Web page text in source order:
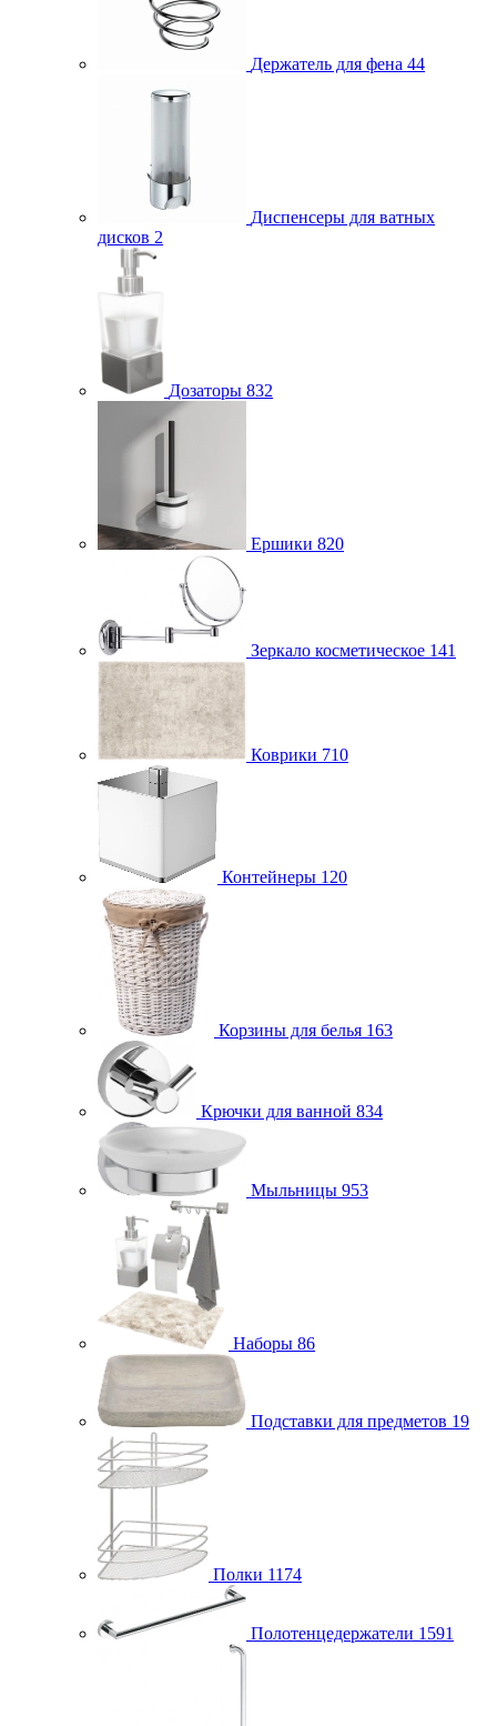
Держатель для фена 44
Диспенсеры для ватных
дисков 2
Дозаторы 832
Ершики 820
Зеркало косметическое 141
Коврики 710
Контейнеры 120
Корзины для белья 163
Крючки для ванной 834
Мыльницы 953
Наборы 86
Подставки для предметов 19
Полки 1174
Полотенцедержатели 1591